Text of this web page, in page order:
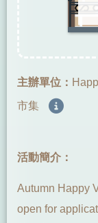
主辦單位：
市集
活動簡介：
Autumn Happy
open for